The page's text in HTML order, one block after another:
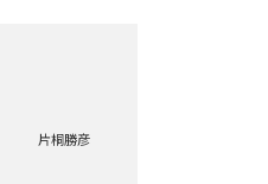
片桐勝彦